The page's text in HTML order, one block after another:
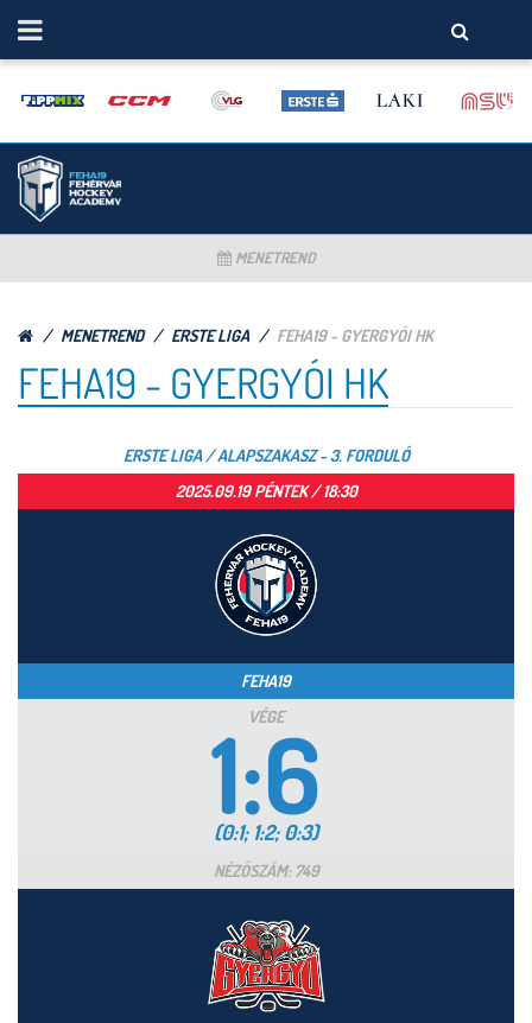
MENETREND
MENETREND ERSTE LIGA FEHA19 - GYERGYÓI HK
FEHA19 - GYERGYÓI HK
ERSTE LIGA / ALAPSZAKASZ - 3. FORDULÓ
2025.09.19 PÉNTEK / 18:30
FEHA19
VÉGE
1:6
(0:1; 1:2; 0:3)
NÉZŐSZÁM: 749